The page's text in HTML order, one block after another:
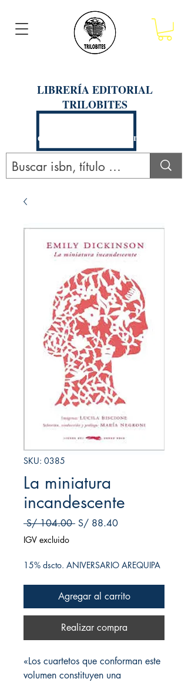
LIBRERÍA EDITORIAL
TRILOBITES
Calle San Agustín 201, Arequipa
SKU: 0385
La miniatura
incandescente
S/ 104.00 Precio
S/ 88.40Precio de oferta
IGV excluido
15% dscto. ANIVERSARIO AREQUIPA
Agregar al carrito
Realizar compra
«Los cuartetos que conforman este
volumen constituyen una